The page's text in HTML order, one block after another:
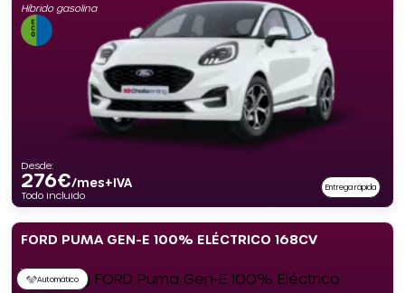
Híbrido gasolina
Desde:
276€/mes+IVA
Todo incluido
Entrega rápida
FORD PUMA GEN-E 100% ELÉCTRICO 168CV
Automático